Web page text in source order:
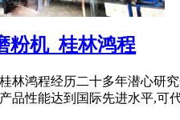
粉机_桂林鸿程
林鸿程经历二十多年潜心研
品性能达到国际先进水平,可